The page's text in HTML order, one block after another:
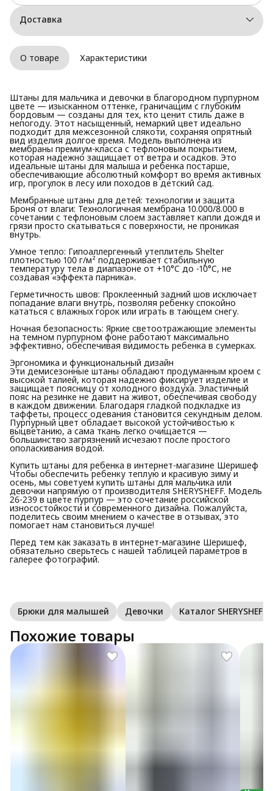
Доставка
О товаре Характеристики
Штаны для мальчика и девочки в благородном пурпурном
цвете — изысканном оттенке, граничащим с глубоким
бордовым — созданы для тех, кто ценит стиль даже в
непогоду. Этот насыщенный, немаркий цвет идеально
подходит для межсезонной слякоти, сохраняя опрятный
вид изделия долгое время. Модель выполнена из
мембраны премиум-класса с тефлоновым покрытием,
которая надежно защищает от ветра и осадков. Это
идеальные штаны для малыша и ребенка постарше,
обеспечивающие абсолютный комфорт во время активных
игр, прогулок в лесу или походов в детский сад.
Мембранные штаны для детей: технологии и защита
Броня от влаги: Технологичная мембрана 10.000/8.000 в
сочетании с тефлоновым слоем заставляет капли дождя и
грязи просто скатываться с поверхности, не проникая
внутрь.
Умное тепло: Гипоаллергенный утеплитель Shelter
плотностью 100 г/м² поддерживает стабильную
температуру тела в диапазоне от +10°C до -10°C, не
создавая «эффекта парника».
Герметичность швов: Проклеенный задний шов исключает
попадание влаги внутрь, позволяя ребенку спокойно
кататься с влажных горок или играть в тающем снегу.
Ночная безопасность: Яркие светоотражающие элементы
на темном пурпурном фоне работают максимально
эффективно, обеспечивая видимость ребенка в сумерках.
Эргономика и функциональный дизайн
Эти демисезонные штаны обладают продуманным кроем с
высокой талией, которая надежно фиксирует изделие и
защищает поясницу от холодного воздуха. Эластичный
пояс на резинке не давит на живот, обеспечивая свободу
в каждом движении. Благодаря гладкой подкладке из
таффеты, процесс одевания становится секундным делом.
Пурпурный цвет обладает высокой устойчивостью к
выцветанию, а сама ткань легко очищается —
большинство загрязнений исчезают после простого
ополаскивания водой.
Купить штаны для ребенка в интернет-магазине Шеришеф
Чтобы обеспечить ребенку теплую и красивую зиму и
осень, мы советуем купить штаны для мальчика или
девочки напрямую от производителя SHERYSHEFF. Модель
26-239 в цвете пурпур — это сочетание российской
износостойкости и современного дизайна. Пожалуйста,
поделитесь своим мнением о качестве в отзывах, это
помогает нам становиться лучше!
Перед тем как заказать в интернет-магазине Шеришеф,
обязательно сверьтесь с нашей таблицей параметров в
галерее фотографий.
Брюки для малышей Девочки Каталог SHERYSHEFF
Похожие товары